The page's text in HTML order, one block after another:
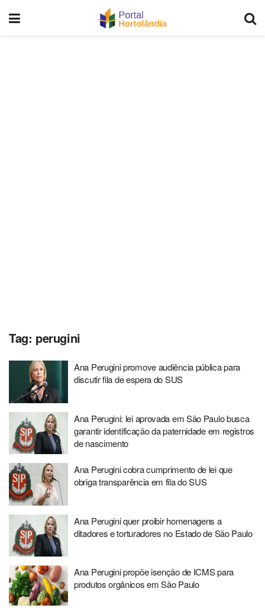
Tag: perugini
Ana Perugini promove audiência pública para
discutir fila de espera do SUS
Ana Perugini: lei aprovada em São Paulo busca
garantir identificação da paternidade em registros
de nascimento
Ana Perugini cobra cumprimento de lei que
obriga transparência em fila do SUS
Ana Perugini quer proibir homenagens a
ditadores e torturadores no Estado de São Paulo
Ana Perugini propõe isenção de ICMS para
produtos orgânicos em São Paulo